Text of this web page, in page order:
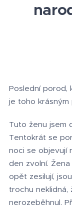
Poslední porod,
je toho krásným
Tuto ženu jsem
Tentokrát se
noci se objevují
den zvolní.
opět zesilují,
trochu
nerozeběhnul.